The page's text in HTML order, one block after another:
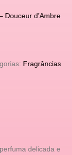
Douceur d’Ambre
Fragrâncias
delicada e